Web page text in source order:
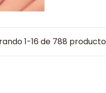
1-16 de 788